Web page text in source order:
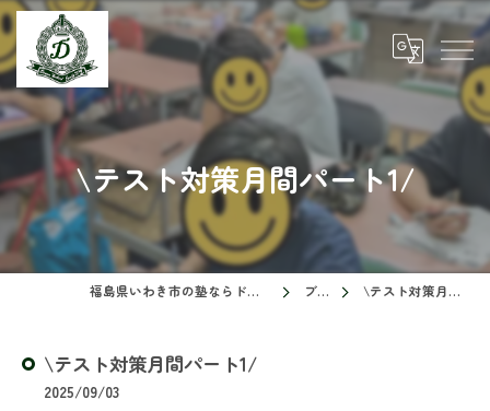
\テスト対策月間パート1/
福島県いわき市の塾ならドリームスクール ブログ \テスト対策月間パート1/
\テスト対策月間パート1/
2025/09/03